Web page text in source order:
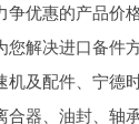
争优惠的产品价
解决进口备件
机及配件、宁德
合器、油封、轴